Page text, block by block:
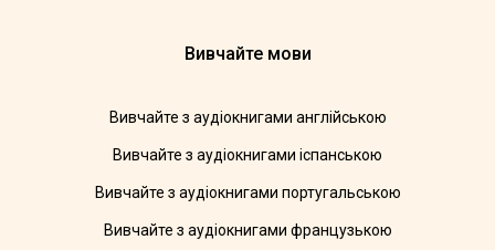
Вивчайте мови
Вивчайте з аудіокнигами англійською
Вивчайте з аудіокнигами іспанською
Вивчайте з аудіокнигами португальською
Вивчайте з аудіокнигами французькою